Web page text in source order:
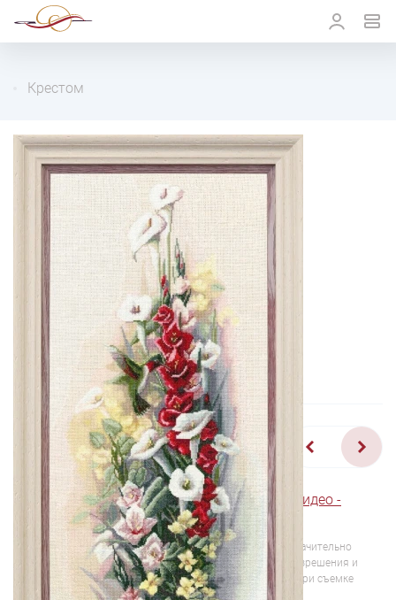
Крестом
1/6
Смотреть видео -
обзор
Смотреть видео -
обзор
Изображения и цвет представленного товара могут незначительно
отличаться от оригинала продукции, взависимости от разрешения и
настроек вашего монитора, а также условий освещения при съемке